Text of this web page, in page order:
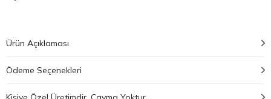
Ürün Açıklaması
Ödeme Seçenekleri